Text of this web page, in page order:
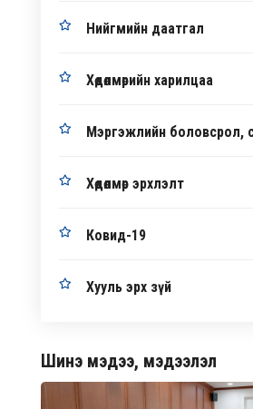
Нийгмийн даатгал
Хөдөлмөрийн харилцаа
Мэргэжлийн боловсрол,
Хөдөлмөр эрхлэлт
Ковид-19
Хууль эрх зүй
Шинэ мэдээ, мэдээлэл